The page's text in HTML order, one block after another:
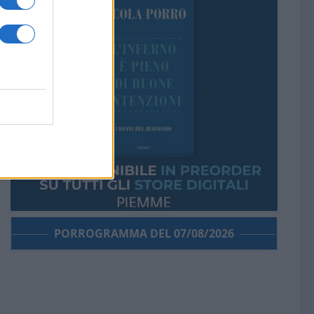
PORROGRAMMA DEL 07/08/2026